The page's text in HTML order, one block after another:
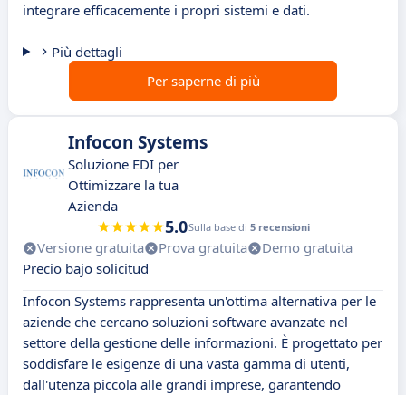
integrare efficacemente i propri sistemi e dati.
Più dettagli
Per saperne di più
Infocon Systems
Soluzione EDI per
Ottimizzare la tua
Azienda
5.0Sulla base di 5 recensioni
Versione gratuita Prova gratuita
Demo gratuita
Precio bajo solicitud
Infocon Systems rappresenta un'ottima alternativa per le
aziende che cercano soluzioni software avanzate nel
settore della gestione delle informazioni. È progettato per
soddisfare le esigenze di una vasta gamma di utenti,
dall'utenza piccola alle grandi imprese, garantendo